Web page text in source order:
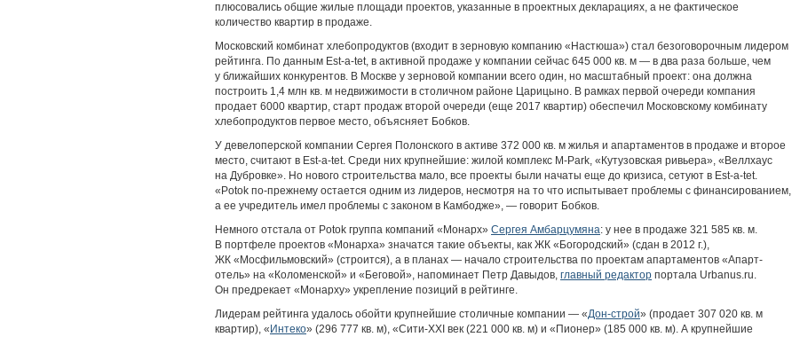
плюсовались общие жилые площади проектов, указанные в проектных декларациях, а не фактическое
количество квартир в продаже.
Московский комбинат хлебопродуктов (входит в зерновую компанию «Настюша») стал безоговорочным лидером
рейтинга. По данным Est-a-tet, в активной продаже у компании сейчас 645 000 кв. м — в два раза больше, чем
у ближайших конкурентов. В Москве у зерновой компании всего один, но масштабный проект: она должна
построить 1,4 млн кв. м недвижимости в столичном районе Царицыно. В рамках первой очереди компания
продает 6000 квартир, старт продаж второй очереди (еще 2017 квартир) обеспечил Московскому комбинату
хлебопродуктов первое место, объясняет Бобков.
У девелоперской компании Сергея Полонского в активе 372 000 кв. м жилья и апартаментов в продаже и второе
место, считают в Est-a-tet. Среди них крупнейшие: жилой комплекс M-Park, «Кутузовская ривьера», «Веллхаус
на Дубровке». Но нового строительства мало, все проекты были начаты еще до кризиса, сетуют в Est-a-tet.
«Potok по-прежнему остается одним из лидеров, несмотря на то что испытывает проблемы с финансированием,
а ее учредитель имел проблемы с законом в Камбодже», — говорит Бобков.
Немного отстала от Potok группа компаний «Монарх» Сергея Амбарцумяна: у нее в продаже 321 585 кв. м.
В портфеле проектов «Монарха» значатся такие объекты, как ЖК «Богородский» (сдан в 2012 г.),
ЖК «Мосфильмовский» (строится), а в планах — начало строительства по проектам апартаментов «Апарт-
отель» на «Коломенской» и «Беговой», напоминает Петр Давыдов, главный редактор портала Urbanus.ru.
Он предрекает «Монарху» укрепление позиций в рейтинге.
Лидерам рейтинга удалось обойти крупнейшие столичные компании — «Дон-строй» (продает 307 020 кв. м
квартир), « Интеко» (296 777 кв. м), «Сити-XXI век (221 000 кв. м) и «Пионер» (185 000 кв. м). А крупнейшие